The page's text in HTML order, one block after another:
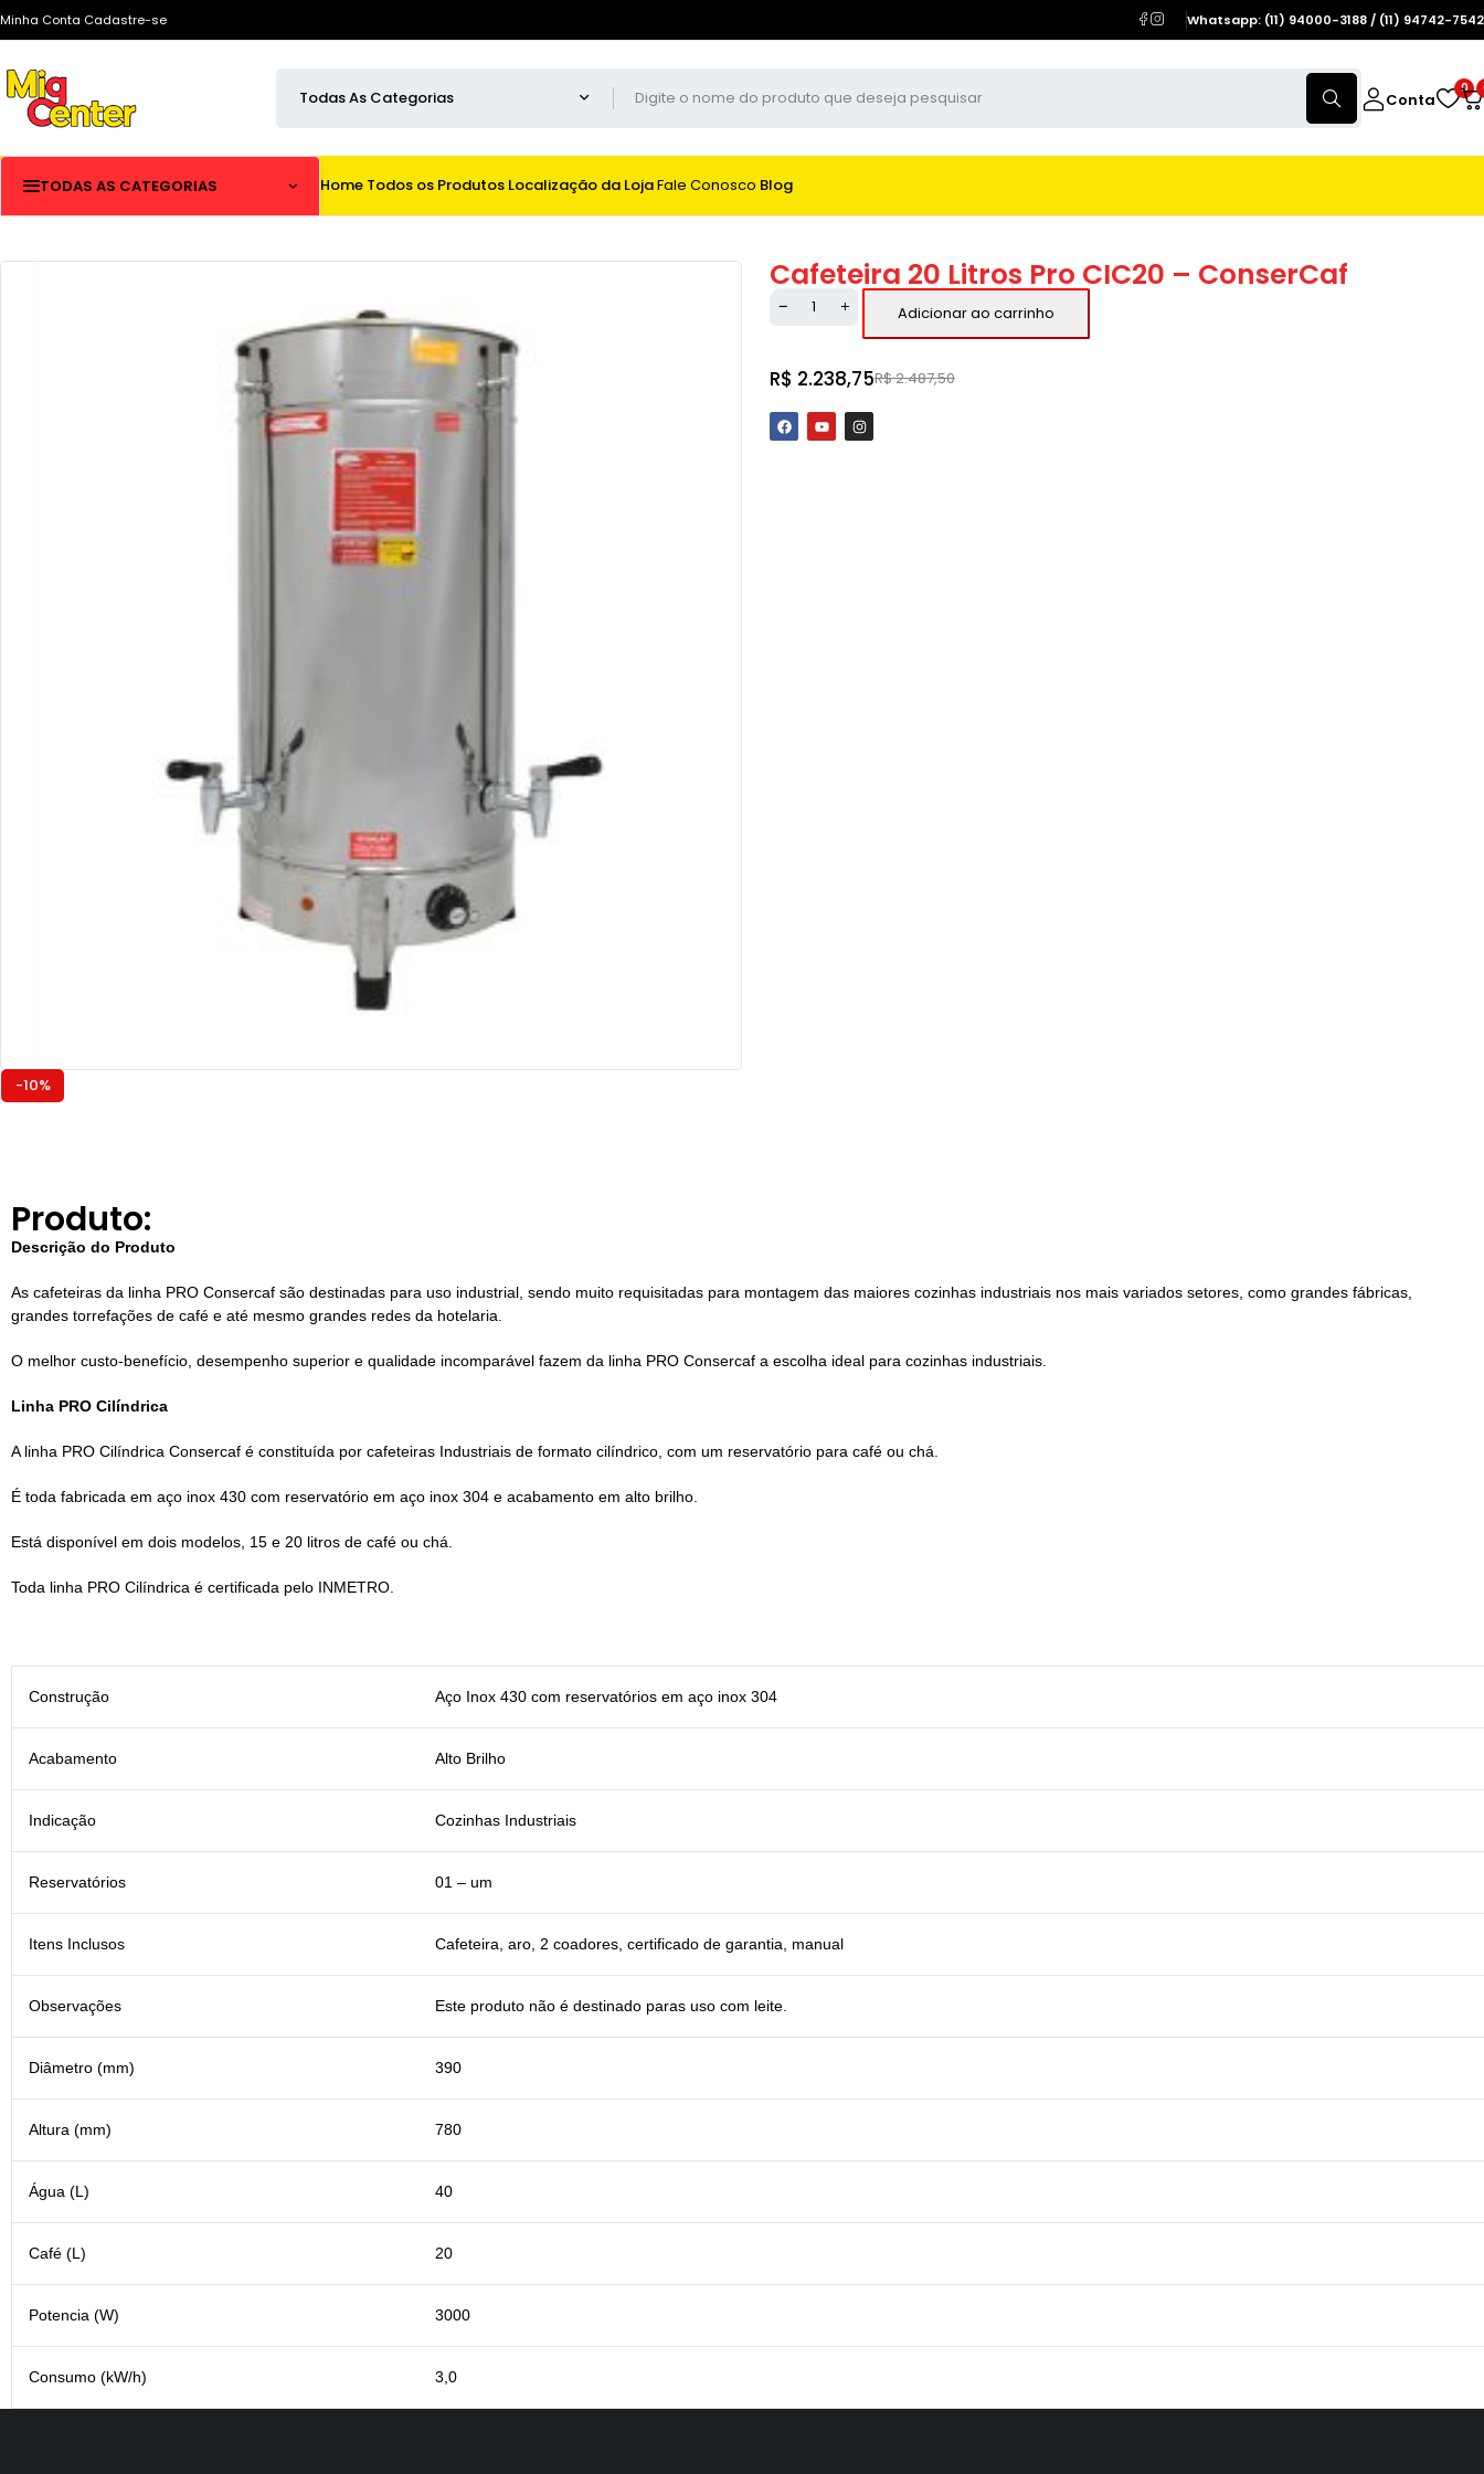
Minha Conta Cadastre-se Whatsapp: (11) 94000-3188 / (11) 94742-7542
Conta
0
TODAS AS CATEGORIAS Home Todos os Produtos Localização da LojaFale Conosco Blog
-10%
Cafeteira 20 Litros Pro CIC20 – ConserCaf
Adicionar ao carrinho
R$2.487,50
R$ 2.238,75
Produto:
Descrição do Produto
As cafeteiras da linha PRO Consercaf são destinadas para uso industrial, sendo muito requisitadas para montagem das maiores cozinhas industriais nos mais variados setores, como grandes fábricas,
grandes torrefações de café e até mesmo grandes redes da hotelaria.
O melhor custo-benefício, desempenho superior e qualidade incomparável fazem da linha PRO Consercaf a escolha ideal para cozinhas industriais.
Linha PRO Cilíndrica
A linha PRO Cilíndrica Consercaf é constituída por cafeteiras Industriais de formato cilíndrico, com um reservatório para café ou chá.
É toda fabricada em aço inox 430 com reservatório em aço inox 304 e acabamento em alto brilho.
Está disponível em dois modelos, 15 e 20 litros de café ou chá.
Toda linha PRO Cilíndrica é certificada pelo INMETRO.
Construção Aço Inox 430 com reservatórios em aço inox 304
Acabamento Alto Brilho
Indicação Cozinhas Industriais
Reservatórios 01 – um
Itens Inclusos Cafeteira, aro, 2 coadores, certificado de garantia, manual
Observações Este produto não é destinado paras uso com leite.
Diâmetro (mm) 390
Altura (mm) 780
Água (L) 40
Café (L) 20
Potencia (W) 3000
Consumo (kW/h) 3,0